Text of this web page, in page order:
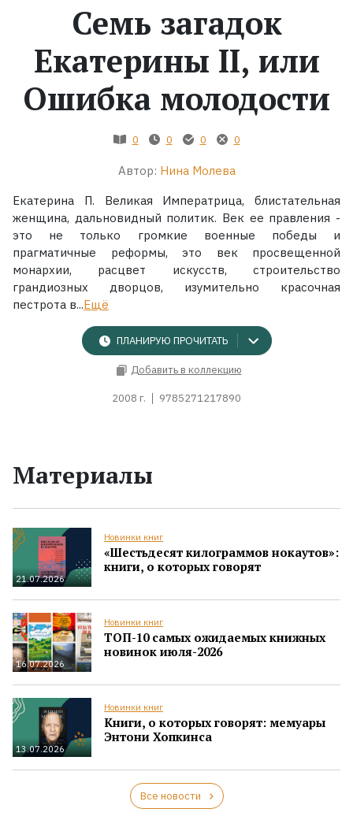
Экранизации
Коллекции
Семь загадок
Екатерины II, или
Ошибка молодости
0 0 0 0
Автор: Нина Молева
Екатерина П. Великая Императрица, блистательная
женщина, дальновидный политик. Век ее правления -
это не только громкие военные победы и
прагматичные реформы, это век просвещенной
монархии, расцвет искусств, строительство
грандиозных дворцов, изумительно красочная
пестрота в...Ещё
ПЛАНИРУЮ ПРОЧИТАТЬ
Добавить в коллекцию
2008 г. 9785271217890
Материалы
21.07.2026
Новинки книг
«Шестьдесят килограммов нокаутов»:
книги, о которых говорят
16.07.2026
Новинки книг
ТОП-10 самых ожидаемых книжных
новинок июля-2026
13.07.2026
Новинки книг
Книги, о которых говорят: мемуары
Энтони Хопкинса
Все новости